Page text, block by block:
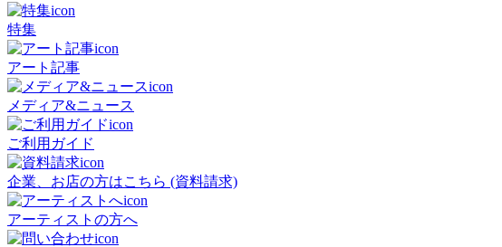
特集
アート記事
メディア&ニュース
ご利用ガイド
企業、お店の方はこちら (資料請求)
アーティストの方へ